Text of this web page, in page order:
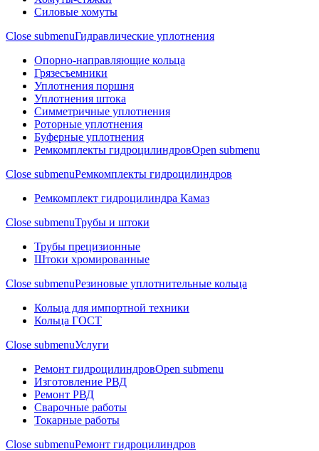
Силовые хомуты
Close submenuГидравлические уплотнения
Опорно-направляющие кольца
Грязесъемники
Уплотнения поршня
Уплотнения штока
Симметричные уплотнения
Роторные уплотнения
Буферные уплотнения
Ремкомплекты гидроцилиндровOpen submenu
Close submenuРемкомплекты гидроцилиндров
Ремкомплект гидроцилиндра Камаз
Close submenuТрубы и штоки
Трубы прецизионные
Штоки хромированные
Close submenuРезиновые уплотнительные кольца
Кольца для импортной техники
Кольца ГОСТ
Close submenuУслуги
Ремонт гидроцилиндровOpen submenu
Изготовление РВД
Ремонт РВД
Сварочные работы
Токарные работы
Close submenuРемонт гидроцилиндров